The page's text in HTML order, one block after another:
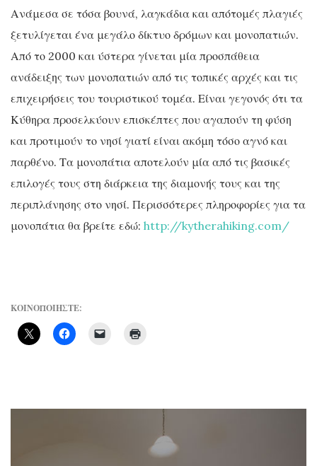
Ανάμεσα σε τόσα βουνά, λαγκάδια και απότομές πλαγιές
ξετυλίγεται ένα μεγάλο δίκτυο δρόμων και μονοπατιών.
Από το 2000 και ύστερα γίνεται μία προσπάθεια
ανάδειξης των μονοπατιών από τις τοπικές αρχές και τις
επιχειρήσεις του τουριστικού τομέα. Είναι γεγονός ότι τα
Κύθηρα προσελκύουν επισκέπτες που αγαπούν τη φύση
και προτιμούν το νησί γιατί είναι ακόμη τόσο αγνό και
παρθένο. Τα μονοπάτια αποτελούν μία από τις βασικές
επιλογές τους στη διάρκεια της διαμονής τους και της
περιπλάνησης στο νησί. Περισσότερες πληροφορίες για τα
μονοπάτια θα βρείτε εδώ: http://kytherahiking.com/
ΚΟΙΝΟΠΟΙΗΣΤΕ: